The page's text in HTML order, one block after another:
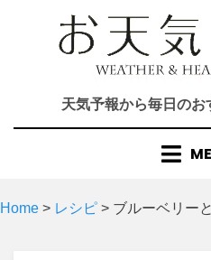
天気予報から毎日の
Home > レシピ > ブルーベリー